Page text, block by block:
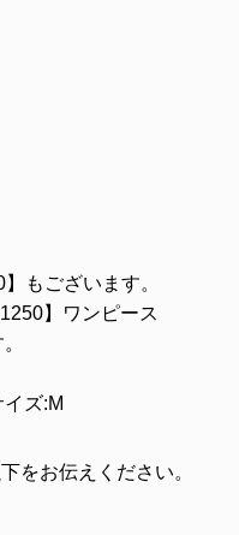
もございます。
】ワンピース
ズ:M
をお伝えください。